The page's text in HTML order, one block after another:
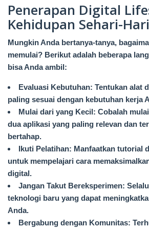
Penerapan Digital
Kehidupan Sehari-Hari
Mungkin Anda bertanya-tanya,
memulai? Berikut adalah beberapa
bisa Anda ambil:
Evaluasi Kebutuhan: Tentukan alat
paling sesuai dengan kebutuhan kerja
Mulai dari yang Kecil: Cobalah
dua aplikasi yang paling relevan dan
bertahap.
Ikuti Pelatihan: Manfaatkan tutorial
untuk mempelajari cara
digital.
Jangan Takut Bereksperimen:
teknologi baru yang dapat
Anda.
Bergabung dengan Komunitas: